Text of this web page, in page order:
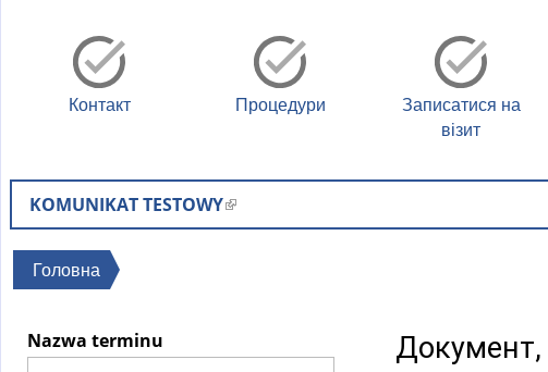
Контакт Процедури
Записатися на
візит
KOMUNIKAT TESTOWY(
l
Ви
тут
Головна
Nazwa terminu Документ,